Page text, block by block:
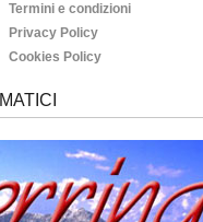
Termini e condizioni
Privacy Policy
Cookies Policy